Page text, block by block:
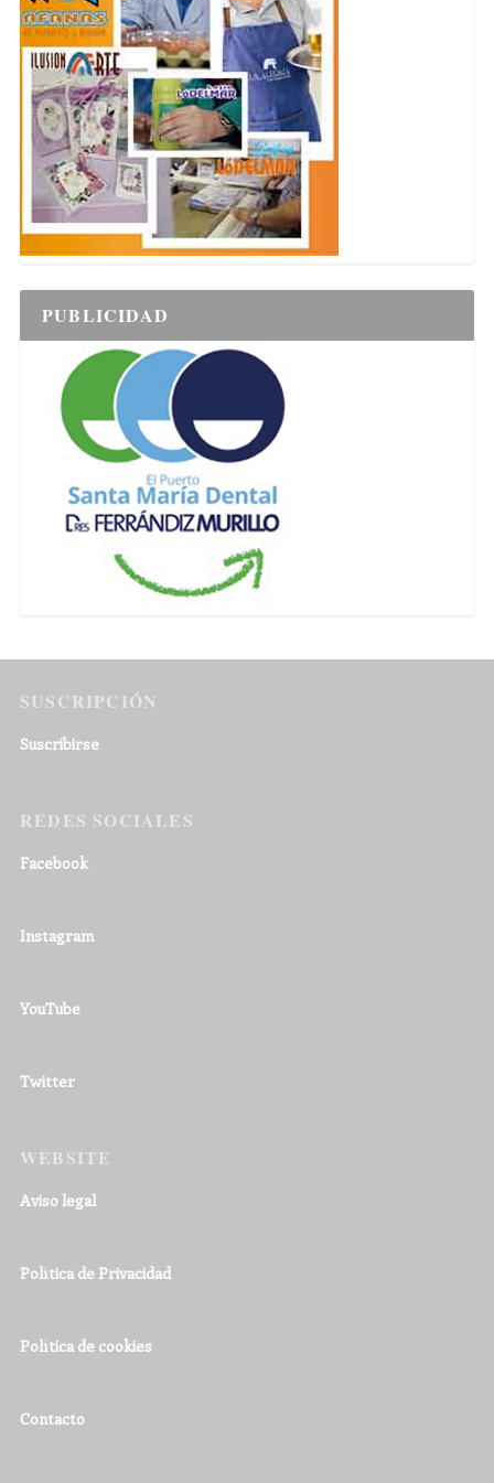
PUBLICIDAD
SUSCRIPCIÓN
Suscribirse
REDES SOCIALES
Facebook
Instagram
YouTube
Twitter
WEBSITE
Aviso legal
Política de Privacidad
Política de cookies
Contacto